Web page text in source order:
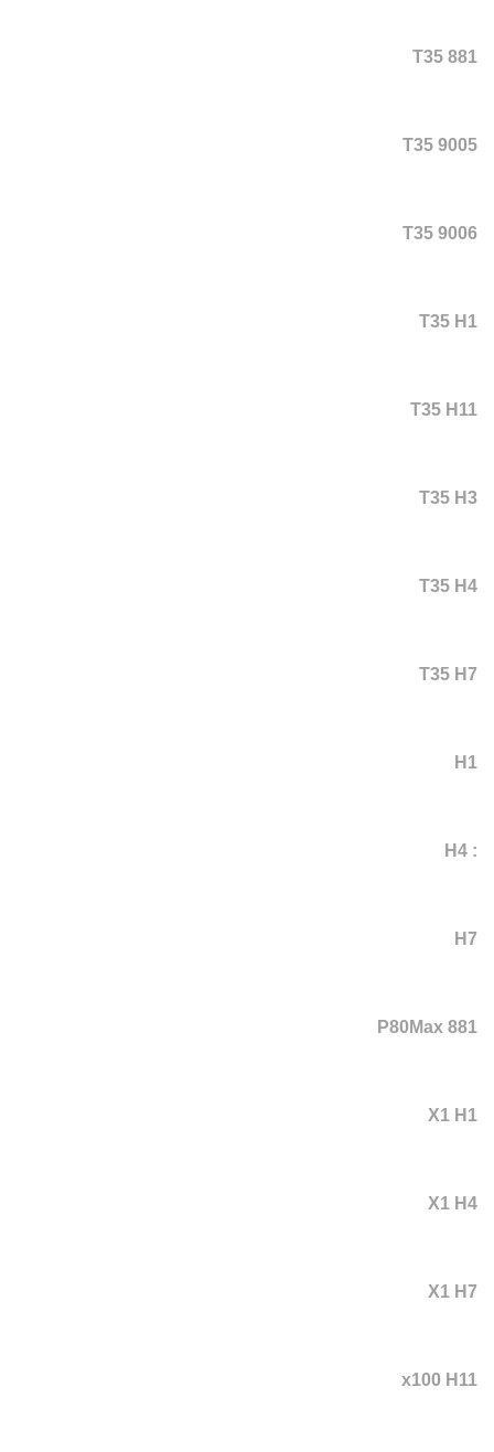
T35 881
T35 9005
T35 9006
T35 H1
T35 H11
T35 H3
T35 H4
T35 H7
H1
: H4
H7
P80Max 881
X1 H1
X1 H4
X1 H7
x100 H11